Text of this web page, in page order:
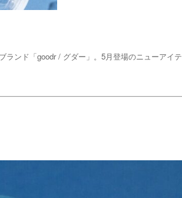
ランド「goodr / グダー」。5月登場のニューアイテ